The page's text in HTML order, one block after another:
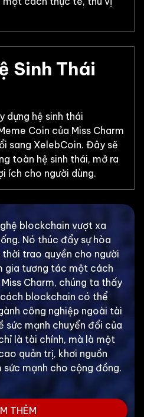
Sinh Thái
dựng hệ sinh thái
Coin của Miss Charm
sang XelebCoin. Đây sẽ
toàn hệ sinh thái, mở ra
ích cho người dùng.
blockchain vượt xa
Nó thúc đẩy sự hòa
trao quyền cho người
gia tương tác một cách
Charm, chúng ta thấy
blockchain có thể
công nghiệp ngoài tài
sức mạnh chuyển đổi của
là tài chính, mà là một
quản trị, khơi nguồn
mạnh cho cộng đồng.
THÊM